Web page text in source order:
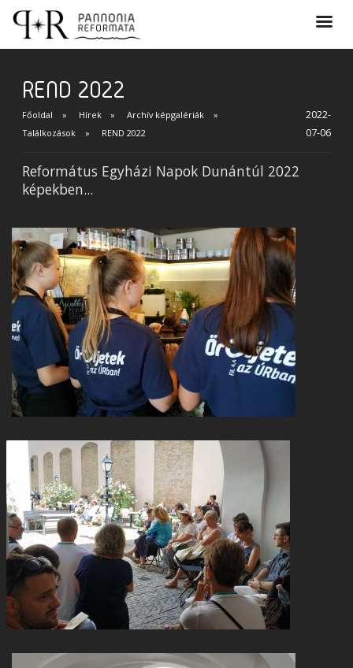
REND 2022
Főoldal Hírek
Archív képgalériák
Találkozások
REND 2022
2022-
07-06
Református Egyházi Napok Dunántúl 2022
képekben...